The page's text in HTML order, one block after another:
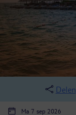
Delen
Ma 7 sep 2026